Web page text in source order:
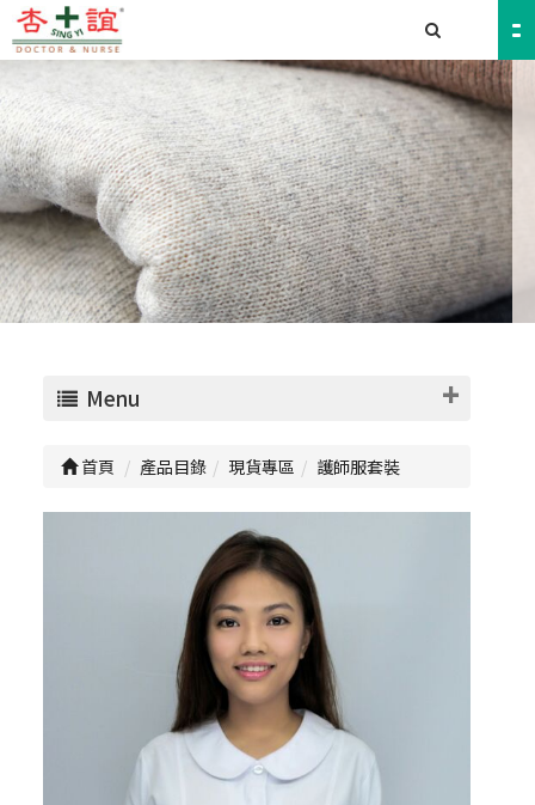
Menu
首頁 產品目錄 現貨專區 護師服套裝